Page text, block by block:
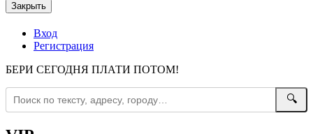
Закрыть
Вход
Регистрация
БЕРИ СЕГОДНЯ ПЛАТИ ПОТОМ!
🔍